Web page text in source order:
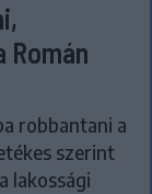
Román
robbantani a
szerint
lakossági